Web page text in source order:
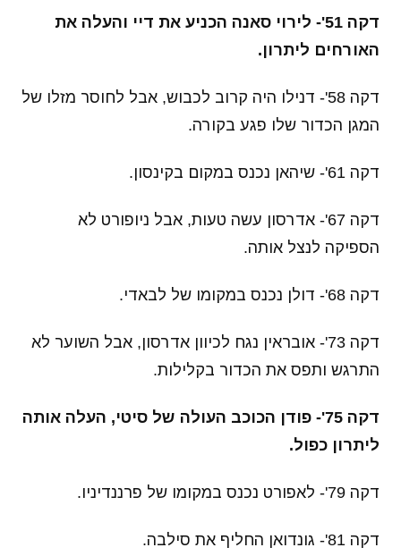
דקה 51'- לירוי סאנה הכניע את דיי והעלה את
האורחים ליתרון.
דקה 58'- דנילו היה קרוב לכבוש, אבל לחוסר מזלו של
המגן הכדור שלו פגע בקורה.
דקה 61'- שיהאן נכנס במקום בקינסון.
דקה 67'- אדרסון עשה טעות, אבל ניופורט לא
הספיקה לנצל אותה.
דקה 68'- דולן נכנס במקומו של לבאדי.
דקה 73'- אובראין נגח לכיוון אדרסון, אבל השוער לא
התרגש ותפס את הכדור בקלילות.
דקה 75'- פודן הכוכב העולה של סיטי, העלה אותה
ליתרון כפול.
דקה 79'- לאפורט נכנס במקומו של פרננדיניו.
דקה 81'- גונדואן החליף את סילבה.